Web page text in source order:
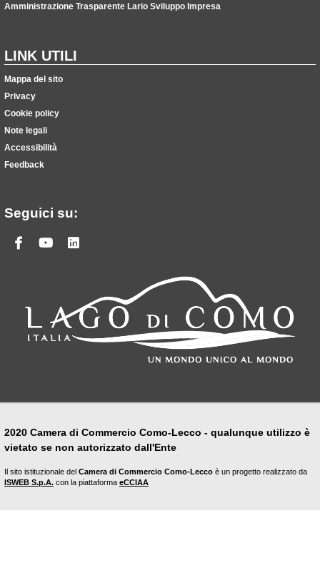
Amministrazione Trasparente Lario Sviluppo Impresa
LINK UTILI
Mappa del sito
Privacy
Cookie policy
Note legali
Accessibilità
Feedback
Seguici su:
Facebook
Youtube
2020 Camera di Commercio Como-Lecco - qualunque utilizzo è
vietato se non autorizzato dall'Ente
Il sito istituzionale del Camera di Commercio Como-Lecco è un progetto realizzato da
ISWEB S.p.A. con la piattaforma eCCIAA